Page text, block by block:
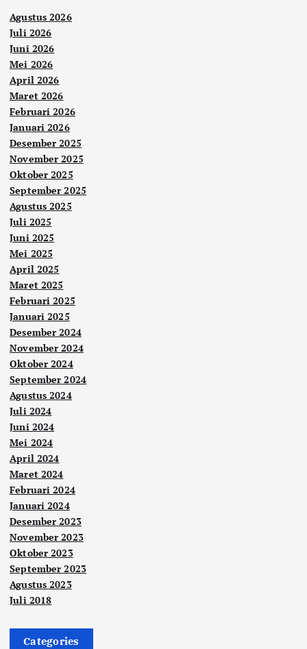
Agustus 2026
Juli 2026
Juni 2026
Mei 2026
April 2026
Maret 2026
Februari 2026
Januari 2026
Desember 2025
November 2025
Oktober 2025
September 2025
Agustus 2025
Juli 2025
Juni 2025
Mei 2025
April 2025
Maret 2025
Februari 2025
Januari 2025
Desember 2024
November 2024
Oktober 2024
September 2024
Agustus 2024
Juli 2024
Juni 2024
Mei 2024
April 2024
Maret 2024
Februari 2024
Januari 2024
Desember 2023
November 2023
Oktober 2023
September 2023
Agustus 2023
Juli 2018
Categories